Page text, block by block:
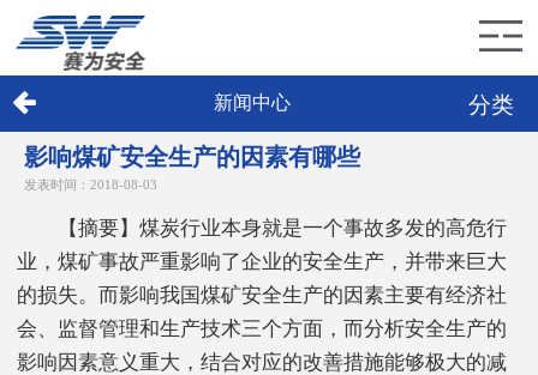
赛为介绍
赛为业务
赛为新闻
加入赛为
新闻中心 分类
影响煤矿安全生产的因素有哪些
发表时间：2018-08-03
【摘要】煤炭行业本身就是一个事故多发的高危行
业，煤矿事故严重影响了企业的安全生产，并带来巨大
的损失。而影响我国煤矿安全生产的因素主要有经济社
会、监督管理和生产技术三个方面，而分析安全生产的
影响因素意义重大，结合对应的改善措施能够极大的减